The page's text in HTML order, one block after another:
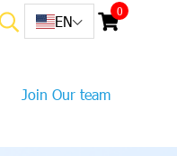
EN
0
Join Our team